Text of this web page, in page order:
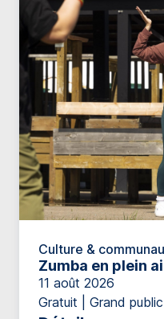
Culture &
Zumba en plein
11 août 2026
Gratuit | Grand public